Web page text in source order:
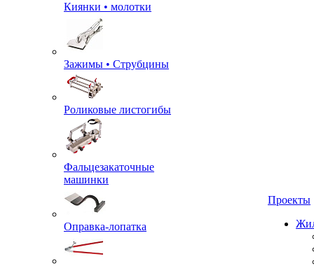
Киянки • молотки
Зажимы • Струбцины
Роликовые листогибы
Фальцезакаточные
машинки
Оправка-лопатка